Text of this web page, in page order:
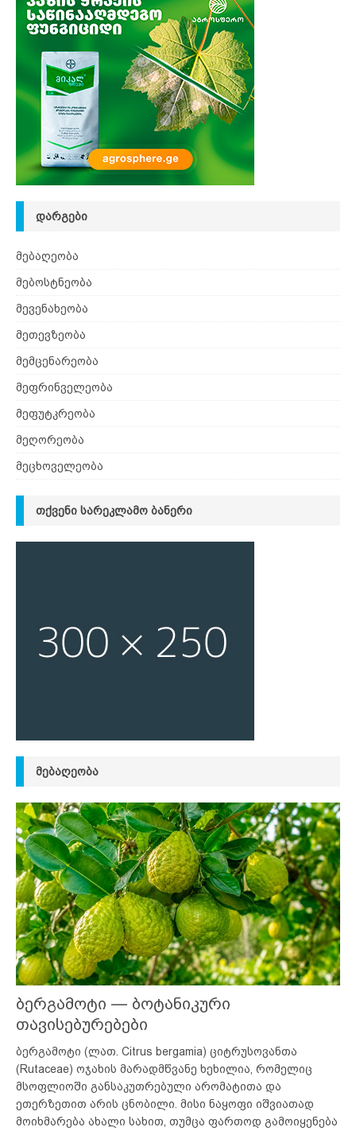
ᲓᲐᲠᲒᲔᲑᲘ
მებაღეობა
მებოსტნეობა
მევენახეობა
მეთევზეობა
მემცენარეობა
მეფრინველეობა
მეფუტკრეობა
მეღორეობა
მეცხოველეობა
ᲗᲥᲕᲔᲜᲘ ᲡᲐᲠᲔᲙᲚᲐᲛᲝ ᲑᲐᲜᲔᲠᲘ
ᲛᲔᲑᲐᲦᲔᲝᲑᲐ
ბერგამოტი — ბოტანიკური
თავისებურებები
ბერგამოტი (ლათ. Citrus bergamia) ციტრუსოვანთა
(Rutaceae) ოჯახის მარადმწვანე ხეხილია, რომელიც
მსოფლიოში განსაკუთრებული არომატითა და
ეთერზეთით არის ცნობილი. მისი ნაყოფი იშვიათად
მოიხმარება ახალი სახით, თუმცა ფართოდ გამოიყენება